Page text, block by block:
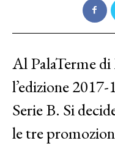
Al PalaTerme
l’edizione
Serie B. Si
le tre